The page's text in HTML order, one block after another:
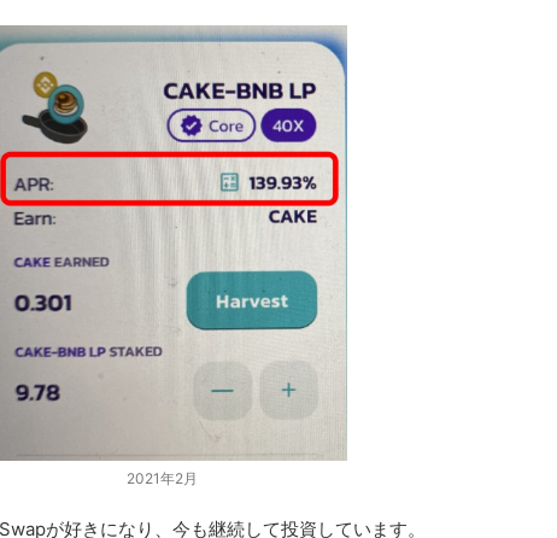
2021年2月
が好きになり、今も継続して投資しています。